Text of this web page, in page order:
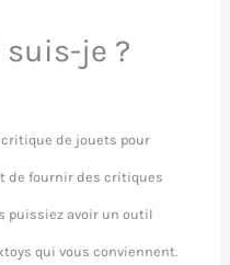
suis-je ?
critique de jouets pour
de fournir des critiques
puissiez avoir un outil
qui vous conviennent.